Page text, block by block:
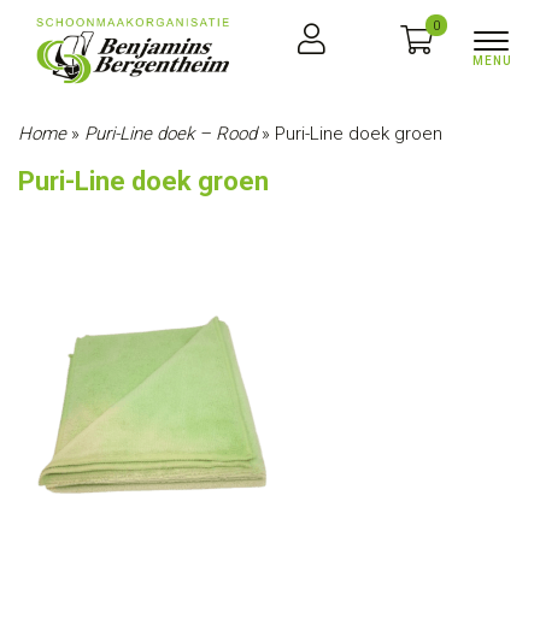
0
Home» Puri-Line doek – Rood» Puri-Line doek groen
Puri-Line doek groen